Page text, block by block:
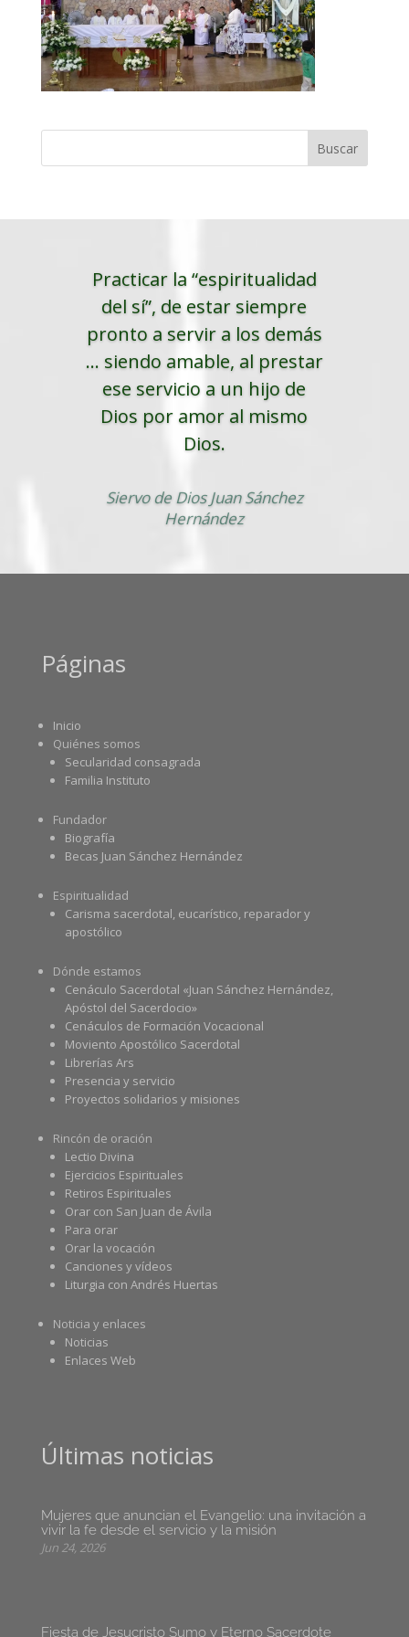
Practicar la “espiritualidad
del sí”, de estar siempre
pronto a servir a los demás
... siendo amable, al prestar
ese servicio a un hijo de
Dios por amor al mismo
Dios.
Siervo de Dios Juan Sánchez
Hernández
Páginas
Inicio
Quiénes somos
Secularidad consagrada
Familia Instituto
Fundador
Biografía
Becas Juan Sánchez Hernández
Espiritualidad
Carisma sacerdotal, eucarístico, reparador y
apostólico
Dónde estamos
Cenáculo Sacerdotal «Juan Sánchez Hernández,
Apóstol del Sacerdocio»
Cenáculos de Formación Vocacional
Moviento Apostólico Sacerdotal
Librerías Ars
Presencia y servicio
Proyectos solidarios y misiones
Rincón de oración
Lectio Divina
Ejercicios Espirituales
Retiros Espirituales
Orar con San Juan de Ávila
Para orar
Orar la vocación
Canciones y vídeos
Liturgia con Andrés Huertas
Noticia y enlaces
Noticias
Enlaces Web
Últimas noticias
Mujeres que anuncian el Evangelio: una invitación a
vivir la fe desde el servicio y la misión
Jun 24, 2026
Fiesta de Jesucristo Sumo y Eterno Sacerdote